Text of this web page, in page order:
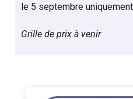
le 5 septembre uniquement
Grille de prix à venir